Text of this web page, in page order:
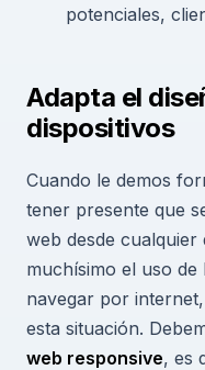
potenciales,
Adapta el
dispositivos
Cuando le demos
tener presente que
web desde cualquier
muchísimo el uso
navegar por
esta situación.
web responsive, es